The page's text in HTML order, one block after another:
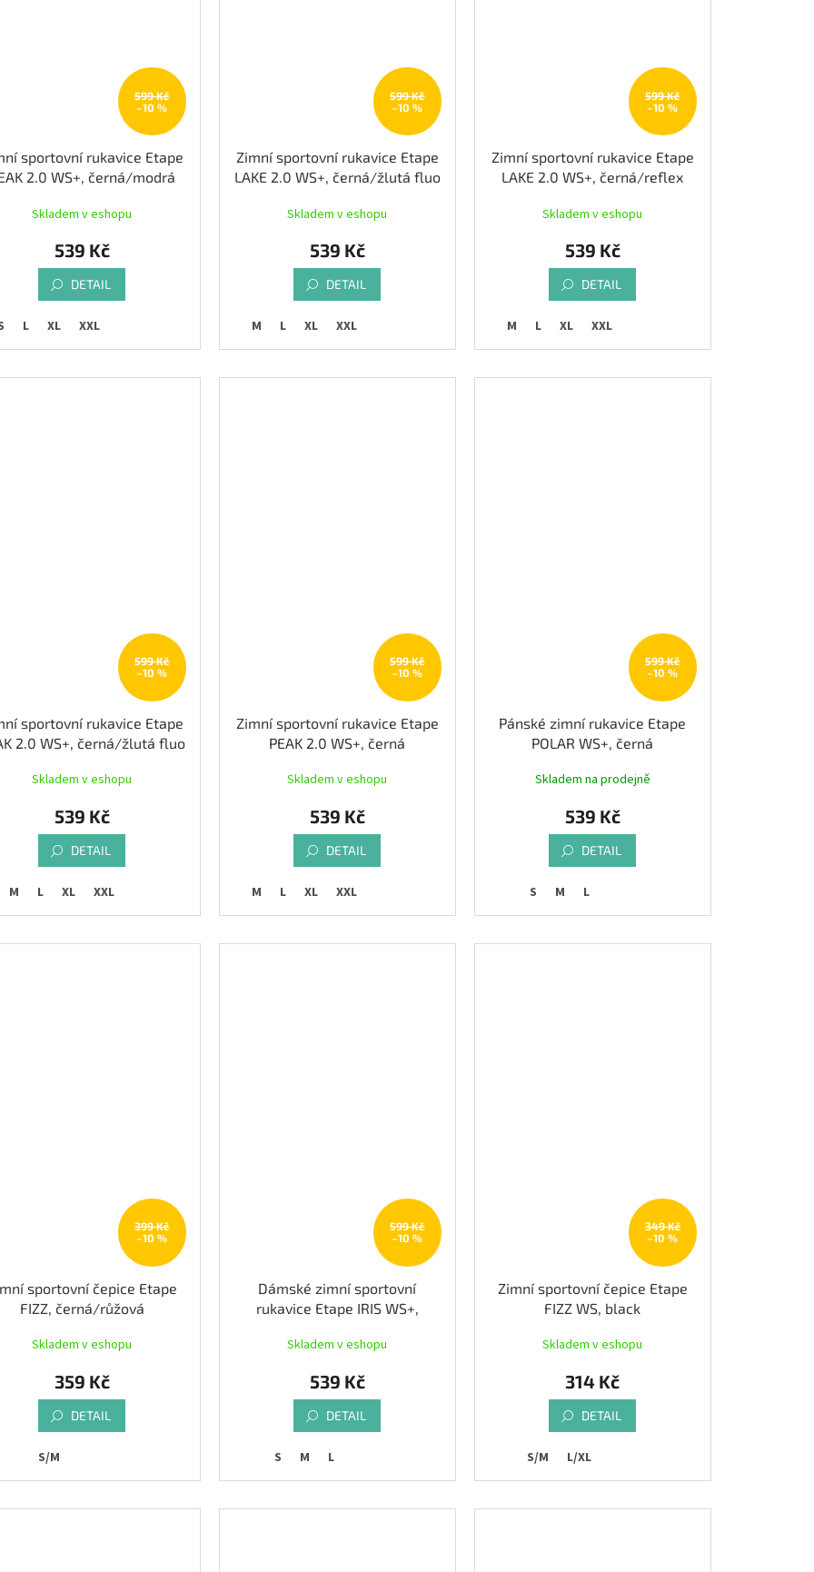
599 Kč
–10 %
sportovní rukavice Etape
2.0 WS+, černá/modrá
Skladem v eshopu
539 Kč
DETAIL
L XL XXL
599 Kč
–10 %
Zimní sportovní rukavice Etape
LAKE 2.0 WS+, černá/žlutá fluo
Skladem v eshopu
539 Kč
DETAIL
M L XL XXL
599 Kč
–10 %
Zimní sportovní rukavice Etape
LAKE 2.0 WS+, černá/reflex
Skladem v eshopu
539 Kč
DETAIL
M L XL XXL
599 Kč
–10 %
sportovní rukavice Etape
2.0 WS+, černá/žlutá fluo
Skladem v eshopu
539 Kč
DETAIL
M L XL XXL
599 Kč
–10 %
Zimní sportovní rukavice Etape
PEAK 2.0 WS+, černá
Skladem v eshopu
539 Kč
DETAIL
M L XL XXL
599 Kč
–10 %
Pánské zimní rukavice Etape
POLAR WS+, černá
Skladem na prodejně
539 Kč
DETAIL
S M L
399 Kč
–10 %
sportovní čepice Etape
FIZZ, černá/růžová
Skladem v eshopu
359 Kč
DETAIL
S/M
599 Kč
–10 %
Dámské zimní sportovní
rukavice Etape IRIS WS+,
Skladem v eshopu
539 Kč
DETAIL
S M L
349 Kč
–10 %
Zimní sportovní čepice Etape
FIZZ WS, black
Skladem v eshopu
314 Kč
DETAIL
S/M L/XL